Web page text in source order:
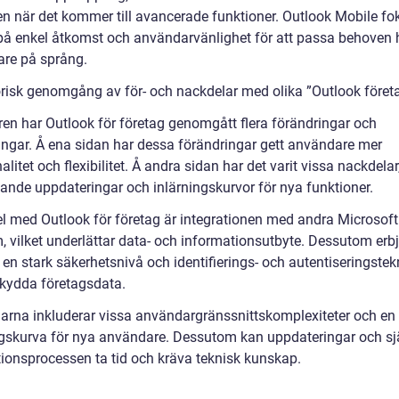
när det kommer till avancerade funktioner. Outlook Mobile
enkel åtkomst och användarvänlighet för att passa behoven
på språng.
genomgång av för- och nackdelar med olika ”Outlook
har Outlook för företag genomgått flera förändringar och
Å ena sidan har dessa förändringar gett användare mer
och flexibilitet. Å andra sidan har det varit vissa
uppdateringar och inlärningskurvor för nya funktioner.
med Outlook för företag är integrationen med andra
vilket underlättar data- och informationsutbyte. Dessutom
stark säkerhetsnivå och identifierings- och
företagsdata.
inkluderar vissa användargränssnittskomplexiteter och en
för nya användare. Dessutom kan uppdateringar och
ta tid och kräva teknisk kunskap.